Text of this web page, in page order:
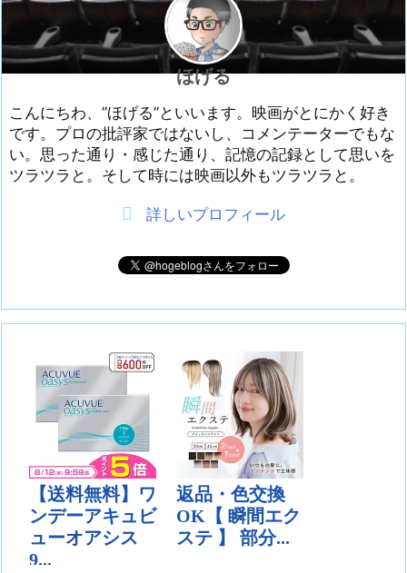
ほげる
こんにちわ、”ほげる”といいます。映画がとにかく好き
です。プロの批評家ではないし、コメンテーターでもな
い。思った通り・感じた通り、記憶の記録として思いを
ツラツラと。そして時には映画以外もツラツラと。
詳しいプロフィール